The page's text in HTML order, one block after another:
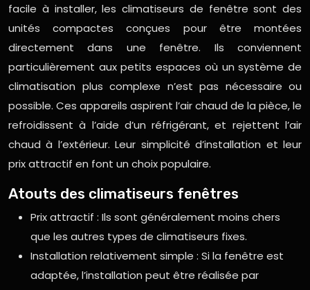
facile à installer, les climatiseurs de fenêtre sont des
unités compactes conçues pour être montées
directement dans une fenêtre. Ils conviennent
particulièrement aux petits espaces où un système de
climatisation plus complexe n’est pas nécessaire ou
possible. Ces appareils aspirent l’air chaud de la pièce, le
refroidissent à l’aide d’un réfrigérant, et rejettent l’air
chaud à l’extérieur. Leur simplicité d’installation et leur
prix attractif en font un choix populaire.
Atouts des climatiseurs fenêtres
Prix attractif : Ils sont généralement moins chers
que les autres types de climatiseurs fixes.
Installation relativement simple : Si la fenêtre est
adaptée, l’installation peut être réalisée par